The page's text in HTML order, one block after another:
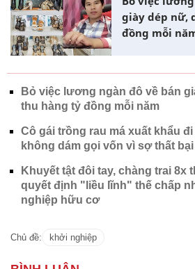
giày dép nữ,
đồng mỗi
Bỏ việc lương ngàn đô về bán
thu hàng tỷ đồng mỗi năm
Cô gái trồng rau má xuất khẩu
không dám gọi vốn vì sợ thất bại
Khuyết tật đôi tay, chàng trai 8x
quyết định "liều lĩnh" thế chấp
nghiệp hữu cơ
Chủ đề: khởi nghiệp